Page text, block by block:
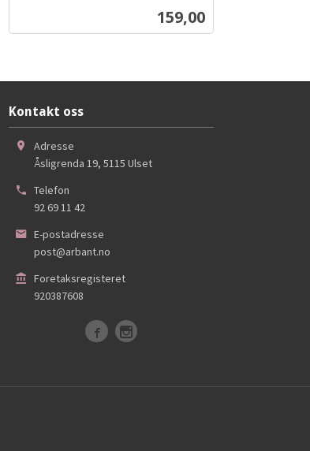
Pris
159,00
Kontakt oss
Adresse
Åsligrenda 19, 5115 Ulset
Telefon
92 69 11 42
E-postadresse
post@arbant.no
Foretaksregisteret
920387608